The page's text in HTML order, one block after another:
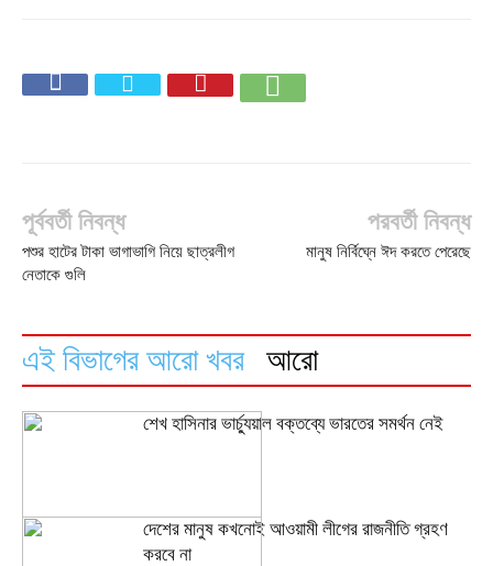
পূর্ববর্তী নিবন্ধ
পশুর হাটের টাকা ভাগাভাগি নিয়ে ছাত্রলীগ
নেতাকে গুলি
পরবর্তী নিবন্ধ
মানুষ নির্বিঘ্নে ঈদ করতে পেরেছে
এই বিভাগের আরো খবর আরো
শেখ হাসিনার ভার্চ্যুয়াল বক্তব্যে ভারতের সমর্থন নেই
দেশের মানুষ কখনোই আওয়ামী লীগের রাজনীতি গ্রহণ
করবে না